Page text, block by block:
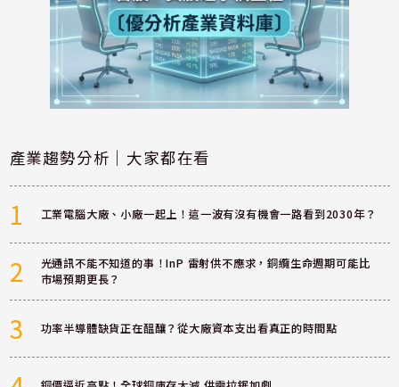
產業趨勢分析｜大家都在看
1 工業電腦大廠、小廠一起上！這一波有沒有機會一路看到2030年？
2
光通訊不能不知道的事！InP 雷射供不應求，銅纜生命週期可能比
市場預期更長？
3 功率半導體缺貨正在醞釀？從大廠資本支出看真正的時間點